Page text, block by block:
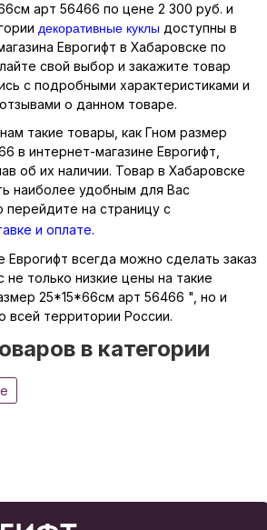
арт 56466 по цене 2 300 руб. и
декоративные куклы доступны в
Еврогифт в Хабаровске по
свой выбор и закажите товар
с подробными характеристиками и
о данном товаре.
такие товары, как Гном размер
в интернет-магазине Еврогифт,
об их наличии. Товар в Хабаровске
наиболее удобным для Вас
перейдите на страницу с
и оплате.
Еврогифт всегда можно сделать заказ
не только низкие цены на такие
25*15*66см арт 56466 ", но и
всей территории России.
в категории